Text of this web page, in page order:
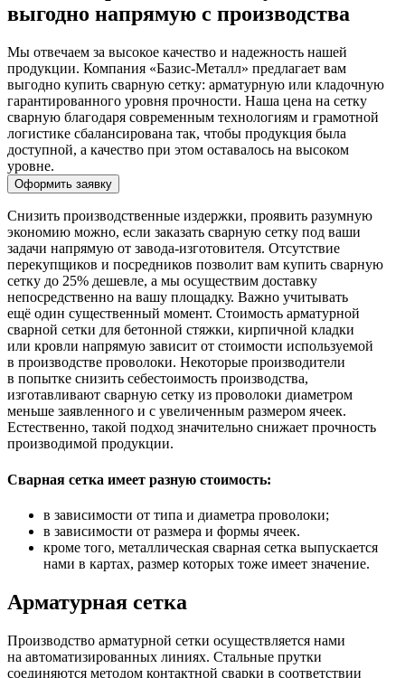
выгодно напрямую с производства
Мы отвечаем за высокое качество и надежность нашей
продукции. Компания «Базис-Металл» предлагает вам
выгодно купить сварную сетку: арматурную или кладочную
гарантированного уровня прочности. Наша цена на сетку
сварную благодаря современным технологиям и грамотной
логистике сбалансирована так, чтобы продукция была
доступной, а качество при этом оставалось на высоком
уровне.
Оформить заявку
Снизить производственные издержки, проявить разумную
экономию можно, если заказать сварную сетку под ваши
задачи напрямую от завода-изготовителя. Отсутствие
перекупщиков и посредников позволит вам купить сварную
сетку до 25% дешевле, а мы осуществим доставку
непосредственно на вашу площадку. Важно учитывать
ещё один существенный момент. Стоимость арматурной
сварной сетки для бетонной стяжки, кирпичной кладки
или кровли напрямую зависит от стоимости используемой
в производстве проволоки. Некоторые производители
в попытке снизить себестоимость производства,
изготавливают сварную сетку из проволоки диаметром
меньше заявленного и с увеличенным размером ячеек.
Естественно, такой подход значительно снижает прочность
производимой продукции.
Сварная сетка имеет разную стоимость:
в зависимости от типа и диаметра проволоки;
в зависимости от размера и формы ячеек.
кроме того, металлическая сварная сетка выпускается
нами в картах, размер которых тоже имеет значение.
Арматурная сетка
Производство арматурной сетки осуществляется нами
на автоматизированных линиях. Стальные прутки
соединяются методом контактной сварки в соответствии